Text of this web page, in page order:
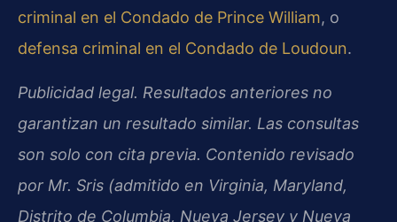
criminal en el Condado de Prince William, o
defensa criminal en el Condado de Loudoun.
Publicidad legal. Resultados anteriores no
garantizan un resultado similar. Las consultas
son solo con cita previa. Contenido revisado
por Mr. Sris (admitido en Virginia, Maryland,
Distrito de Columbia, Nueva Jersey y Nueva